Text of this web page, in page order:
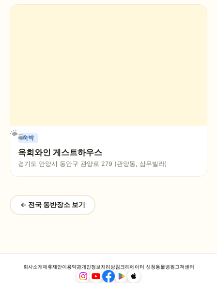
숙박
옥희와인 게스트하우스
경기도 안양시 동안구 관양로 279 (관양동, 삼우빌라)
← 전국 동반장소 보기
회사소개제휴제안이용약관개인정보처리방침크리에이터 신청동물병원고객센터